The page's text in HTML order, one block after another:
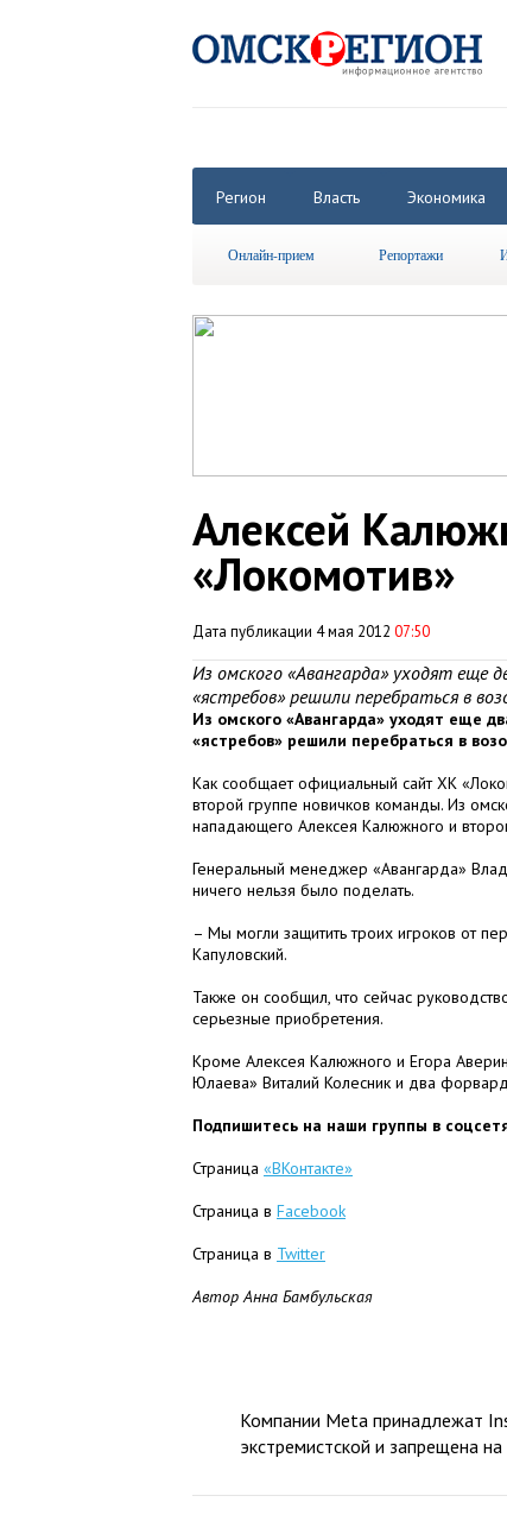
Регион Власть Экономика
Онлайн-прием Репортажи
Алексей
«Локомотив»
Дата публикации 4 мая 2012 07:50
Из омского «Авангарда» уходят еще
«ястребов» решили перебраться в
Из омского «Авангарда» уходят еще
«ястребов» решили перебраться в
Как сообщает официальный сайт ХК
второй группе новичков команды. Из
нападающего Алексея Калюжного и
Генеральный менеджер «Авангарда»
ничего нельзя было поделать.
– Мы могли защитить троих игроков от
Капуловский.
Также он сообщил, что сейчас
серьезные приобретения.
Кроме Алексея Калюжного и Егора
Юлаева» Виталий Колесник и два
Подпишитесь на наши группы в
Страница «ВКонтакте»
Страница в Facebook
Страница в Twitter
Автор Анна Бамбульская
Компании Meta принадлежат
экстремистской и запрещена